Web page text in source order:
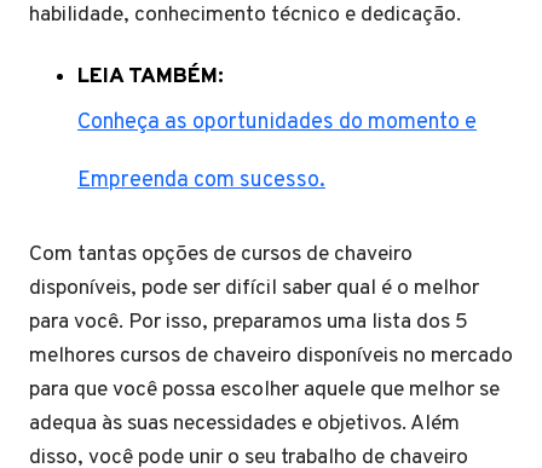
habilidade, conhecimento técnico e dedicação.
LEIA TAMBÉM:
Conheça as oportunidades do momento e
Empreenda com sucesso.
Com tantas opções de cursos de chaveiro
disponíveis, pode ser difícil saber qual é o melhor
para você. Por isso, preparamos uma lista dos 5
melhores cursos de chaveiro disponíveis no mercado
para que você possa escolher aquele que melhor se
adequa às suas necessidades e objetivos. Além
disso, você pode unir o seu trabalho de chaveiro